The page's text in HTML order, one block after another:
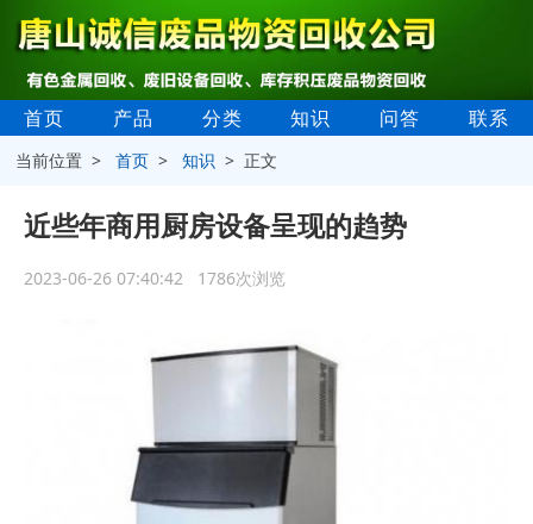
首页 产品 分类 知识 问答 联系
当前位置 >首页 >知识 > 正文
近些年商用厨房设备呈现的趋势
2023-06-26 07:40:42 1786次浏览